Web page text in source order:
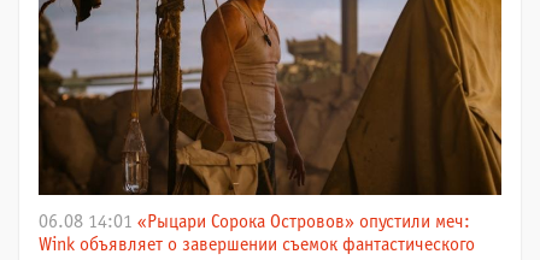
06.08 14:01 «Рыцари Сорока Островов» опустили меч:
Wink объявляет о завершении съемок фантастического